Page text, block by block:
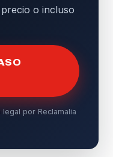
o incluso
por Reclamalia